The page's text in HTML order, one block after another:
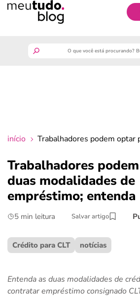
crédito fácil
últimas notícias
início Trabalhadores podem optar
Trabalhadores
duas modalidades de
empréstimo; entenda
5 min leitura Salvar artigo
Crédito para CLT notícias
Entenda as duas modalidades de
contratar empréstimo consignado